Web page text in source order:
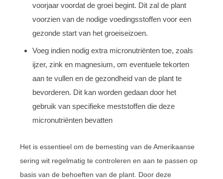
voorjaar voordat de groei begint. Dit zal de plant
voorzien van de nodige voedingsstoffen voor een
gezonde start van het groeiseizoen.
Voeg indien nodig extra micronutriënten toe, zoals
ijzer, zink en magnesium, om eventuele tekorten
aan te vullen en de gezondheid van de plant te
bevorderen. Dit kan worden gedaan door het
gebruik van specifieke meststoffen die deze
micronutriënten bevatten
Het is essentieel om de bemesting van de Amerikaanse
sering wit regelmatig te controleren en aan te passen op
basis van de behoeften van de plant. Door deze